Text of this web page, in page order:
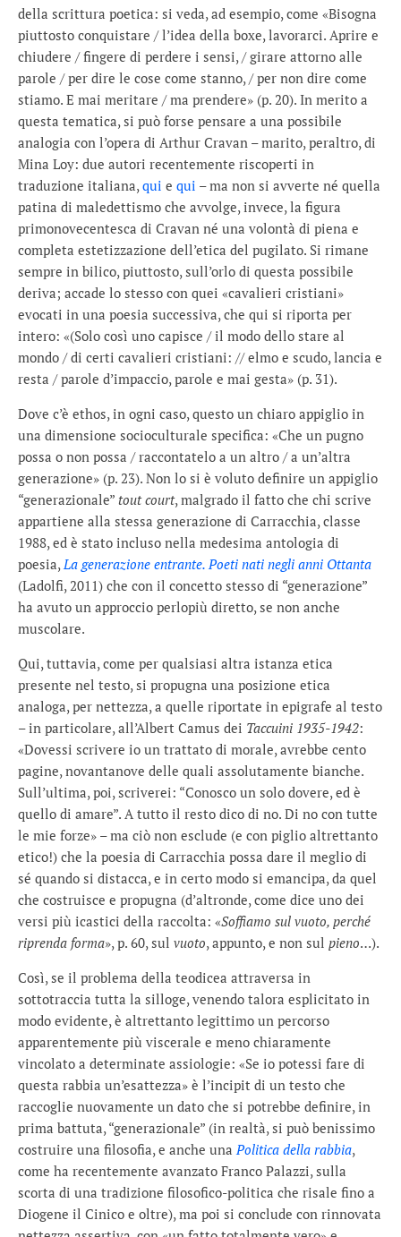
della scrittura poetica: si veda, ad esempio, come «Bisogna
piuttosto conquistare / l’idea della boxe, lavorarci. Aprire e
chiudere / fingere di perdere i sensi, / girare attorno alle
parole / per dire le cose come stanno, / per non dire come
stiamo. E mai meritare / ma prendere» (p. 20). In merito a
questa tematica, si può forse pensare a una possibile
analogia con l’opera di Arthur Cravan – marito, peraltro, di
Mina Loy: due autori recentemente riscoperti in
traduzione italiana, qui e qui – ma non si avverte né quella
patina di maledettismo che avvolge, invece, la figura
primonovecentesca di Cravan né una volontà di piena e
completa estetizzazione dell’etica del pugilato. Si rimane
sempre in bilico, piuttosto, sull’orlo di questa possibile
deriva; accade lo stesso con quei «cavalieri cristiani»
evocati in una poesia successiva, che qui si riporta per
intero: «(Solo così uno capisce / il modo dello stare al
mondo / di certi cavalieri cristiani: // elmo e scudo, lancia e
resta / parole d’impaccio, parole e mai gesta» (p. 31).
Dove c’è ethos, in ogni caso, questo un chiaro appiglio in
una dimensione socioculturale specifica: «Che un pugno
possa o non possa / raccontatelo a un altro / a un’altra
generazione» (p. 23). Non lo si è voluto definire un appiglio
“generazionale” tout court, malgrado il fatto che chi scrive
appartiene alla stessa generazione di Carracchia, classe
1988, ed è stato incluso nella medesima antologia di
poesia, La generazione entrante. Poeti nati negli anni Ottanta
(Ladolfi, 2011) che con il concetto stesso di “generazione”
ha avuto un approccio perlopiù diretto, se non anche
muscolare.
Qui, tuttavia, come per qualsiasi altra istanza etica
presente nel testo, si propugna una posizione etica
analoga, per nettezza, a quelle riportate in epigrafe al testo
– in particolare, all’Albert Camus dei Taccuini 1935-1942:
«Dovessi scrivere io un trattato di morale, avrebbe cento
pagine, novantanove delle quali assolutamente bianche.
Sull’ultima, poi, scriverei: “Conosco un solo dovere, ed è
quello di amare”. A tutto il resto dico di no. Di no con tutte
le mie forze» – ma ciò non esclude (e con piglio altrettanto
etico!) che la poesia di Carracchia possa dare il meglio di
sé quando si distacca, e in certo modo si emancipa, da quel
che costruisce e propugna (d’altronde, come dice uno dei
versi più icastici della raccolta: «Soffiamo sul vuoto, perché
riprenda forma», p. 60, sul vuoto, appunto, e non sul pieno…).
Così, se il problema della teodicea attraversa in
sottotraccia tutta la silloge, venendo talora esplicitato in
modo evidente, è altrettanto legittimo un percorso
apparentemente più viscerale e meno chiaramente
vincolato a determinate assiologie: «Se io potessi fare di
questa rabbia un’esattezza» è l’incipit di un testo che
raccoglie nuovamente un dato che si potrebbe definire, in
prima battuta, “generazionale” (in realtà, si può benissimo
costruire una filosofia, e anche una Politica della rabbia,
come ha recentemente avanzato Franco Palazzi, sulla
scorta di una tradizione filosofico-politica che risale fino a
Diogene il Cinico e oltre), ma poi si conclude con rinnovata